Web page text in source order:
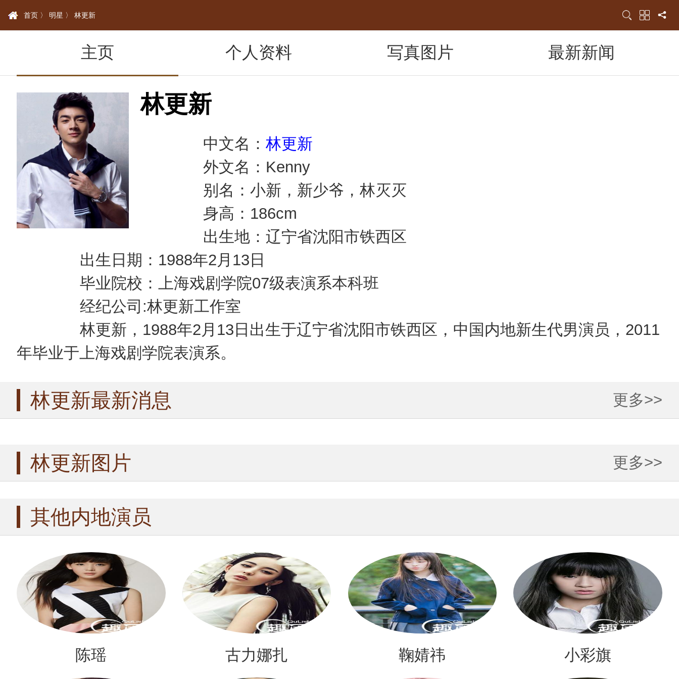
首页 〉 明星 〉 林更新
主页 个人资料 写真图片 最新新闻
林更新
中文名： 林更新
外文名：Kenny
别名：小新，新少爷，林灭灭
身高：186cm
出生地：辽宁省沈阳市铁西区
出生日期：1988年2月13日
毕业院校：上海戏剧学院07级表演系本科班
经纪公司:林更新工作室
林更新，1988年2月13日出生于辽宁省沈阳市铁西区，中国内地新生代男演员，2011
年毕业于上海戏剧学院表演系。
林更新最新消息 更多>>
林更新图片 更多>>
其他内地演员
陈瑶 古力娜扎 鞠婧祎 小彩旗